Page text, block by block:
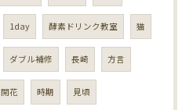
1day 酵素ドリンク教室 猫
ダブル補修 長崎 方言
開花 時期 見頃